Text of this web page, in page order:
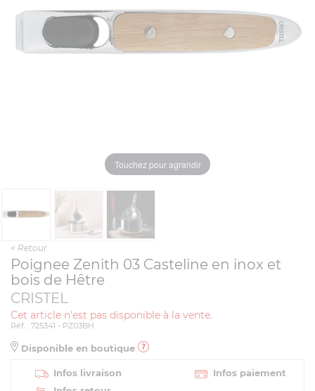
Touchez pour agrandir
< Retour
Poignee Zenith 03 Casteline en inox et
bois de Hêtre
CRISTEL
Cet article n'est pas disponible à la vente.
Réf. : 725341 - PZ03BH
Disponible en boutique
Infos livraison
Infos paiement